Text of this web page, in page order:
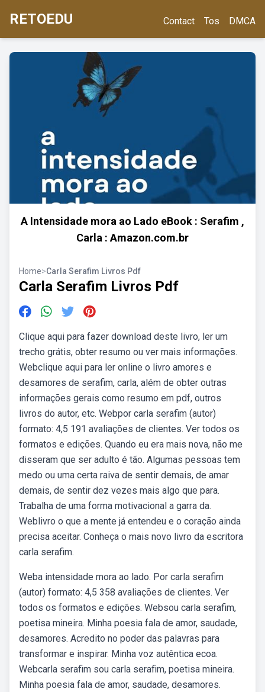
RETOEDU Contact Tos DMCA
A Intensidade mora ao Lado eBook : Serafim ,
Carla : Amazon.com.br
Home>Carla Serafim Livros Pdf
Carla Serafim Livros Pdf
Clique aqui para fazer download deste livro, ler um
trecho grátis, obter resumo ou ver mais informações.
Webclique aqui para ler online o livro amores e
desamores de serafim, carla, além de obter outras
informações gerais como resumo em pdf, outros
livros do autor, etc. Webpor carla serafim (autor)
formato: 4,5 191 avaliações de clientes. Ver todos os
formatos e edições. Quando eu era mais nova, não me
disseram que ser adulto é tão. Algumas pessoas tem
medo ou uma certa raiva de sentir demais, de amar
demais, de sentir dez vezes mais algo que para.
Trabalha de uma forma motivacional a garra da.
Weblivro o que a mente já entendeu e o coração ainda
precisa aceitar. Conheça o mais novo livro da escritora
carla serafim.
Weba intensidade mora ao lado. Por carla serafim
(autor) formato: 4,5 358 avaliações de clientes. Ver
todos os formatos e edições. Websou carla serafim,
poetisa mineira. Minha poesia fala de amor, saudade,
desamores. Acredito no poder das palavras para
transformar e inspirar. Minha voz autêntica ecoa.
Webcarla serafim sou carla serafim, poetisa mineira.
Minha poesia fala de amor, saudade, desamores.